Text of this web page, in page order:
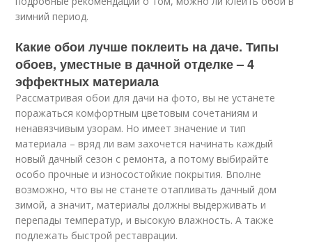
зимний период.
Какие обои лучше поклеить на даче. Типы
обоев, уместные в дачной отделке – 4
эффектных материала
Рассматривая обои для дачи на фото, вы не устанете
поражаться комфортным цветовым сочетаниям и
ненавязчивым узорам. Но имеет значение и тип
материала – вряд ли вам захочется начинать каждый
новый дачный сезон с ремонта, а потому выбирайте
особо прочные и износостойкие покрытия. Вполне
возможно, что вы не станете отапливать дачный дом
зимой, а значит, материалы должны выдерживать и
перепады температур, и высокую влажность. А также
подлежать быстрой реставрации.